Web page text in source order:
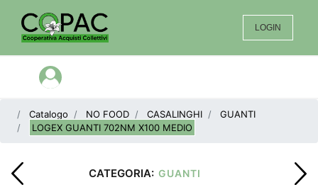
LOGIN
Open menu
Catalogo NO FOOD CASALINGHI
GUANTI
LOGEX GUANTI 702NM X100 MEDIO
CATEGORIA: GUANTI